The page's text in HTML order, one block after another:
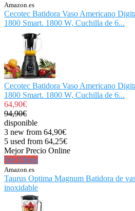
Amazon.es
Cecotec Batidora Vaso Americano
1800 Smart. 1800 W, Cuchilla de 6...
Cecotec Batidora Vaso Americano
1800 Smart. 1800 W, Cuchilla de 6...
64,90€
94,90€
disponible
3 new from 64,90€
5 used from 64,25€
Mejor Precio Online
Ver Oferta
Amazon.es
Taurus Optima Magnum Batidora de
inoxidable